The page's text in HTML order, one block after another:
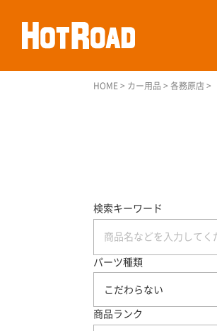
HOME > カー用品 > 各務原店 >
検索キーワード
パーツ種類
こだわらない
商品ランク